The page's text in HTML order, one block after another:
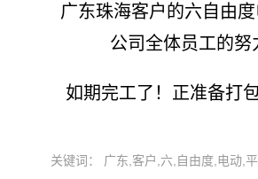
广东珠海客户的六自由度
公司全体员工的努
如期完工了！正准备打
关键词： 广东,客户,六,自由度,电动,